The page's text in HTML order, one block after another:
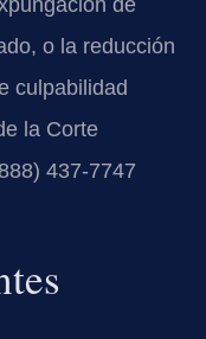
de
o la reducción
culpabilidad
la Corte
437-7747